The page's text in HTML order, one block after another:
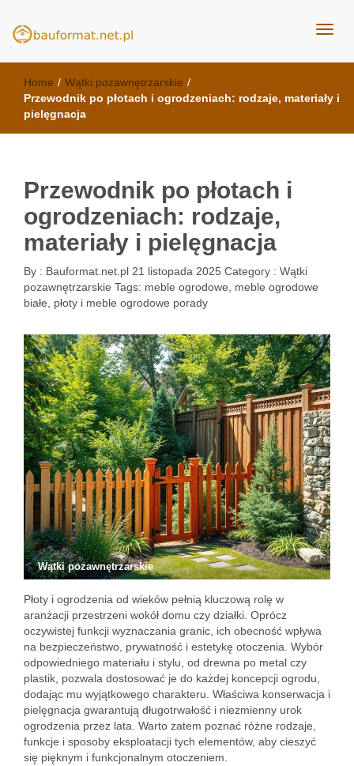
meble kuchenne Bauformat
Home / Wątki pozawnętrzarskie /
Przewodnik po płotach i ogrodzeniach: rodzaje, materiały i
pielęgnacja
Przewodnik po płotach i
ogrodzeniach: rodzaje,
materiały i pielęgnacja
By : Bauformat.net.pl 21 listopada 2025 Category : Wątki
pozawnętrzarskie Tags: meble ogrodowe
meble ogrodowe
białe
płoty i meble ogrodowe porady
Wątki pozawnętrzarskie
Płoty i ogrodzenia od wieków pełnią kluczową rolę w
aranżacji przestrzeni wokół domu czy działki. Oprócz
oczywistej funkcji wyznaczania granic, ich obecność wpływa
na bezpieczeństwo, prywatność i estetykę otoczenia. Wybór
odpowiedniego materiału i stylu, od drewna po metal czy
plastik, pozwala dostosować je do każdej koncepcji ogrodu,
dodając mu wyjątkowego charakteru. Właściwa konserwacja i
pielęgnacja gwarantują długotrwałość i niezmienny urok
ogrodzenia przez lata. Warto zatem poznać różne rodzaje,
funkcje i sposoby eksploatacji tych elementów, aby cieszyć
się pięknym i funkcjonalnym otoczeniem.